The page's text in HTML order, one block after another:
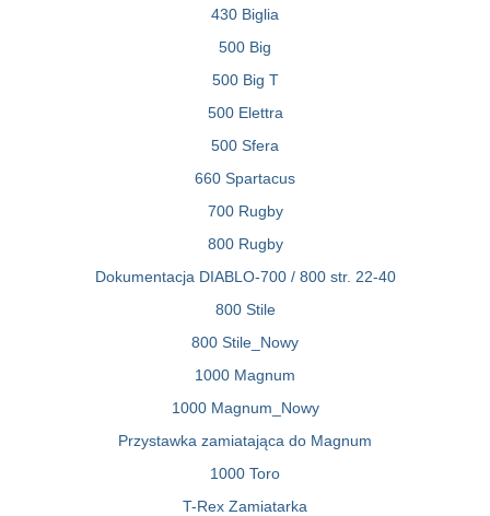
430 Biglia
500 Big
500 Big T
500 Elettra
500 Sfera
660 Spartacus
700 Rugby
800 Rugby
Dokumentacja DIABLO-700 / 800 str. 22-40
800 Stile
800 Stile_Nowy
1000 Magnum
1000 Magnum_Nowy
Przystawka zamiatająca do Magnum
1000 Toro
T-Rex Zamiatarka